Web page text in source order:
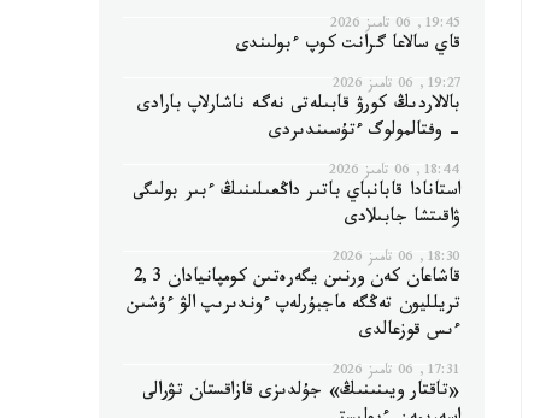
19:45, 06 تامىز 2026
قاي سالاعا گرانت كوپ ءبولىندى
19:27, 06 تامىز 2026
بالالاردىڭ كورۋ قابىلەتى نەگە ناشارلاپ بارادى
- وفتالمولوگ ءتۇسىندىردى
18:44, 06 تامىز 2026
استانادا قابانباي باتىر داڭعىلىنىڭ ءبىر بولىگى
ۋاقىتشا جابىلادى
18:30, 06 تامىز 2026
قاشاعان كەن ورنىن يگەرەتىن كومپانيادان 2,3
تريلليون تەڭگە ماجبۇرلەپ ءوندىرىپ الۋ ءۇشىن
ءىس قوزعالدى
17:31, 06 تامىز 2026
«تاقتار ويىنىنىڭ» جۇلدىزى قازاقستان تۋرالى